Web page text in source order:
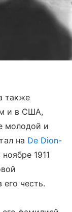
также
и в США,
молодой и
на De Dion-
1911
честь.